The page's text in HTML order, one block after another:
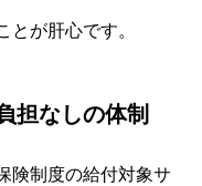
とが肝心です。
担なしの体制
険制度の給付対象サ